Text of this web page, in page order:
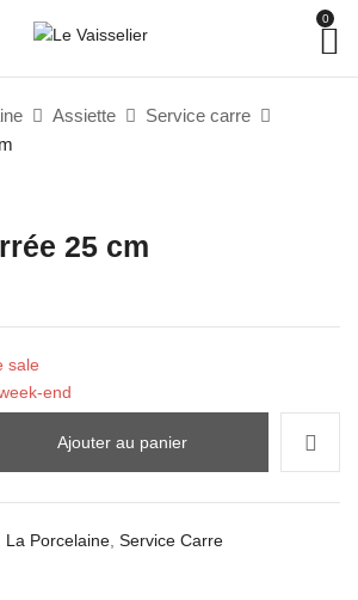
0
Assiette
Service carre
25 cm
sale
end
Ajouter au panier
La Porcelaine Service Carre